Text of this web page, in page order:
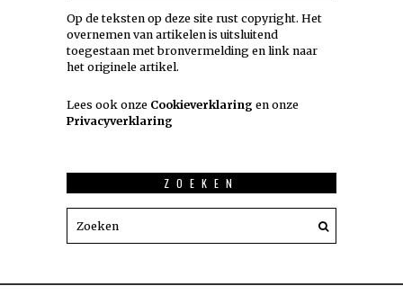
Op de teksten op deze site rust copyright. Het
overnemen van artikelen is uitsluitend
toegestaan met bronvermelding en link naar
het originele artikel.
Lees ook onze Cookieverklaring en onze
Privacyverklaring
ZOEKEN